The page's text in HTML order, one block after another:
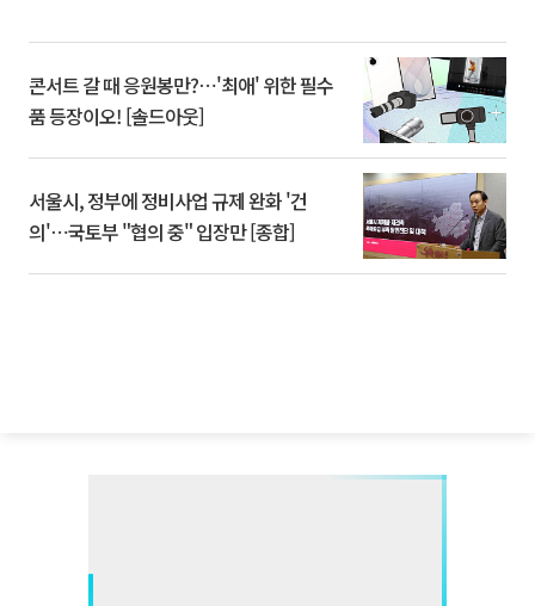
콘서트 갈 때 응원봉만?⋯'최애' 위한 필수
품 등장이오! [솔드아웃]
서울시, 정부에 정비사업 규제 완화 '건
의'⋯국토부 "협의 중" 입장만 [종합]